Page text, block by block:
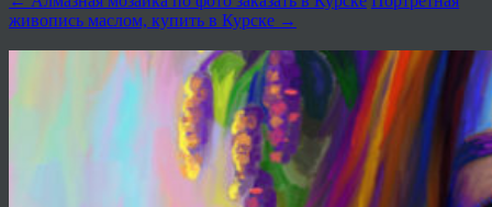
живопись маслом, купить в Курске →